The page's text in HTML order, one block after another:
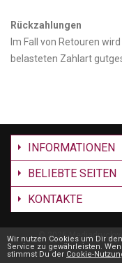
Rückzahlungen
Im Fall von Retouren
belasteten Zahlart
INFORMATIONEN
BELIEBTE SEITEN
KONTAKTE
© 2026
Wir nutzen Cookies um Dir
Service zu gewährleisten.
stimmst Du der Cookie-